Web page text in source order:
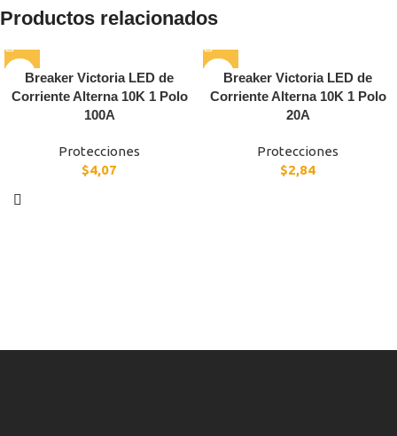
Productos relacionados
Breaker Victoria LED de
Corriente Alterna 10K 1 Polo
100A
Protecciones
$4,07
Breaker Victoria LED de
Corriente Alterna 10K 1 Polo
20A
Protecciones
$2,84